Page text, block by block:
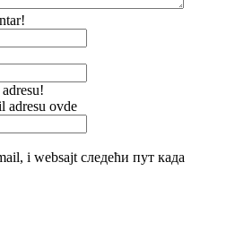
adresu ovde
i websajt следећи пут када